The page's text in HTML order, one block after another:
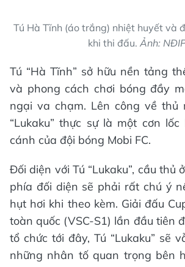
Tú Hà Tĩnh (áo trắng) nhiệt huyết và
khi thi đấu. Ảnh:
Tú “Hà Tĩnh” sở hữu nền tảng
và phong cách chơi bóng đầy
ngại va chạm. Lên công về thủ
“Lukaku” thực sự là một cơn
cánh của đội bóng Mobi FC.
Đối diện với Tú “Lukaku”, cầu thủ
phía đối diện sẽ phải rất chú ý
hụt hơi khi theo kèm. Giải đấu
toàn quốc (VSC-S1) lần đầu tiên
tổ chức tới đây, Tú “Lukaku” sẽ
những nhân tố quan trọng bên